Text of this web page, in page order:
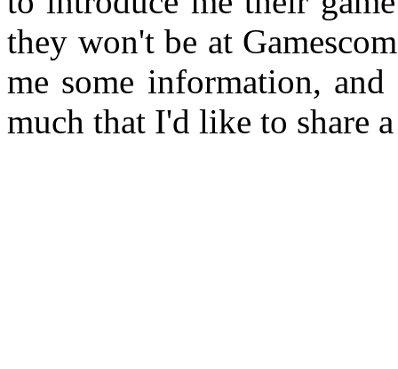
they won't be at
me some information,
much that I'd like to share